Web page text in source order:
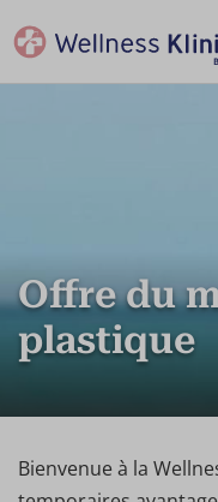
Offre du
plastique
Bienvenue à la